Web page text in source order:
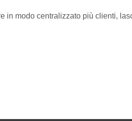
modo centralizzato più clienti,